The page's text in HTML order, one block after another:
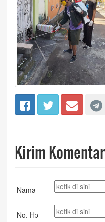
Kirim Komentar
Nama
No. Hp